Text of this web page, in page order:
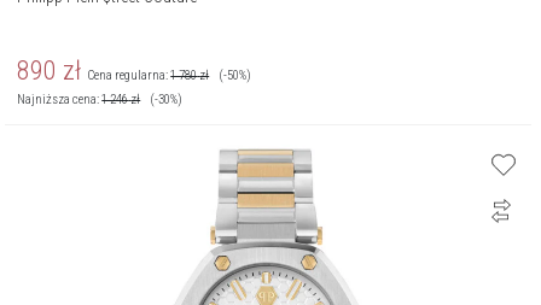
890 zł Cena regularna:1 780zł
(-50%)
Najniższa cena:1 246zł (-30%)